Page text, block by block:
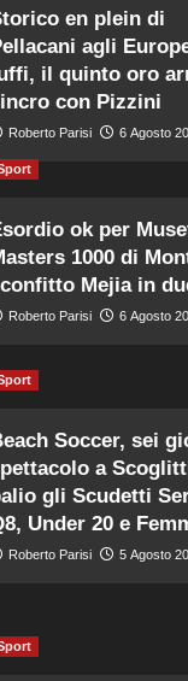
en plein di
agli
il quinto oro
con Pizzini
Roberto Parisi 6 Agosto
ok per
1000 di
Mejia in
Roberto Parisi 6 Agosto
Soccer, sei
a
gli Scudetti
Under 20 e
Roberto Parisi 5 Agosto